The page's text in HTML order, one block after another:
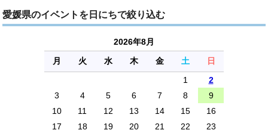
愛媛県のイベントを日にちで絞り込む
2026年8月
月
火 水 木 金 土 日
1
2
3
4 5 6 7 8
9
10
11 12 13 14 15
16
17
18 19 20 21 22
23